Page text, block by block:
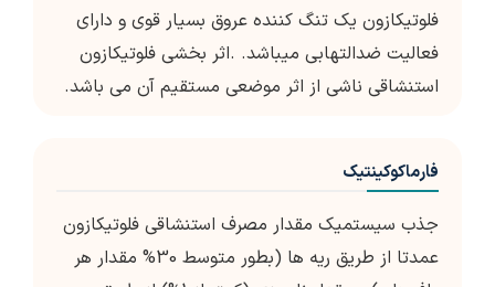
فلوتیکازون یک تنگ کننده عروق بسیار قوی و دارای
فعالیت ضدالتهابی میباشد. .اثر بخشی فلوتیکازون
استنشاقی ناشی از اثر موضعی مستقیم آن می باشد.
فارماکوکینتیک
جذب سیستمیک مقدار مصرف استنشاقی فلوتیکازون
عمدتا از طریق ریه ها (بطور متوسط 30% مقدار هر